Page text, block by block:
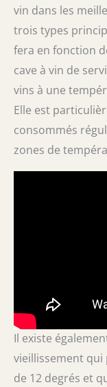
vin dans les
trois types
fera en fonction
cave à vin de
vins à une
Elle est
consommés
zones de
Il existe
vieillissement
de 12 degrés et